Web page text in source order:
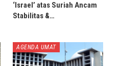
‘Israel’ atas Suriah Ancam
Stabilitas &…
AGENDA UMAT